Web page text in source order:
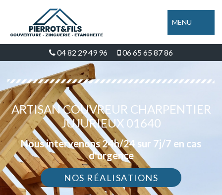
MENU
04 82 29 49 96 06 65 65 87 86
ARTISAN COUVREUR CHARPENTIER
JUJURIEUX 01640
Nous intervenons 24h/24 sur 7j/7 en cas
d'urgence
NOS RÉALISATIONS